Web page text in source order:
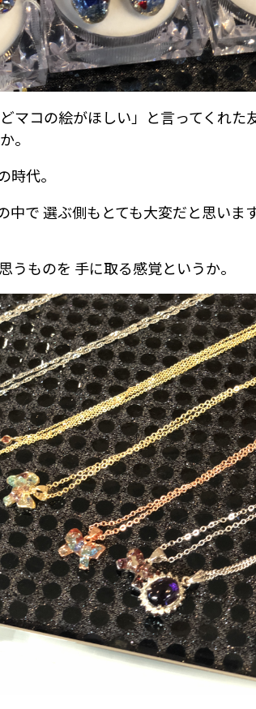
マコの絵がほしい」と言ってくれた
。
代。
中で 選ぶ側もとても大変だと思いま
うものを 手に取る感覚というか。